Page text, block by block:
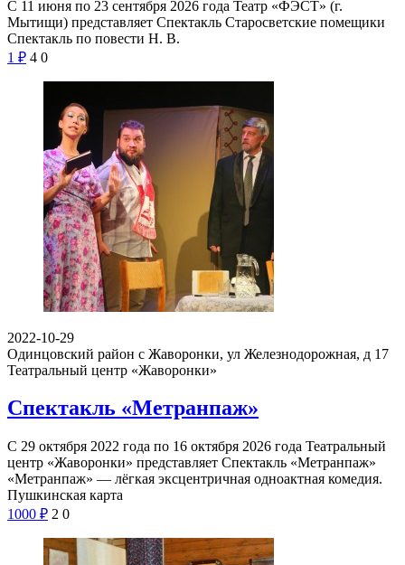
С 11 июня по 23 сентября 2026 года Театр «ФЭСТ» (г.
Мытищи) представляет Спектакль Старосветские помещики
Спектакль по повести Н. В.
1 ₽ 4 0
2022-10-29
Одинцовский район с Жаворонки, ул Железнодорожная, д 17
Театральный центр «Жаворонки»
Спектакль «Метранпаж»
С 29 октября 2022 года по 16 октября 2026 года Театральный
центр «Жаворонки» представляет Спектакль «Метранпаж»
«Метранпаж» — лёгкая эксцентричная одноактная комедия.
Пушкинская карта
1000 ₽ 2 0